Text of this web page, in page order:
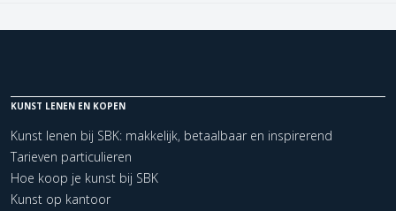
KUNST LENEN EN KOPEN
Kunst lenen bij SBK: makkelijk, betaalbaar en inspirerend
Tarieven particulieren
Hoe koop je kunst bij SBK
Kunst op kantoor